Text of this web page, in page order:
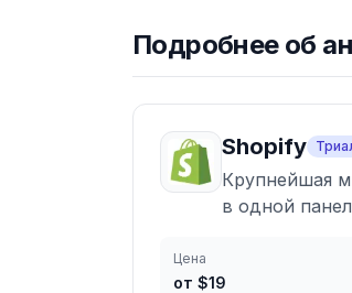
Подробнее об
Shopify
Крупнейшая
в одной
Цена
от $19